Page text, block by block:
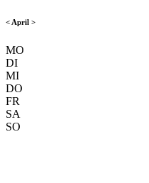
< April >
MO
DI
MI
DO
FR
SA
SO